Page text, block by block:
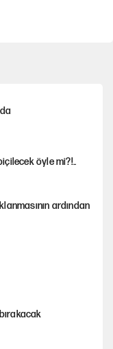
öyle mi?!..
ardından